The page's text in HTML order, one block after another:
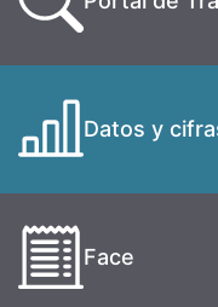
Datos y
Face